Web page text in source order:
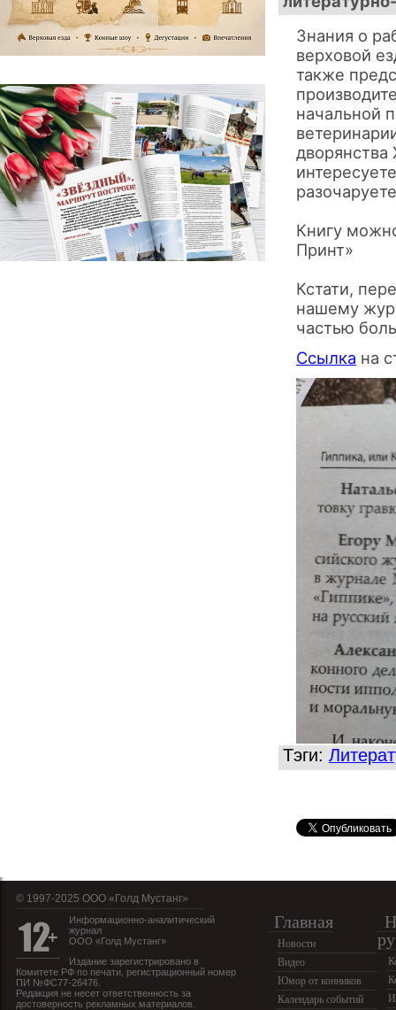
Знания о
верховой
также
начальной
Книгу
Принт»
Кстати,
нашему
частью
Ссылка на
Тэги:
© 1997-2025 OOO «Голд Мустанг»
Информационно-аналитический
журнал
ООО «Голд Мустанг»
Издание зарегистрировано в
Комитете РФ по печати, регистрационный номер
ПИ №ФС77-26476.
Редакция не несет ответственность за
достоверность рекламных материалов.
Главная
Новости
Видео
Юмор от конников
Календарь событий